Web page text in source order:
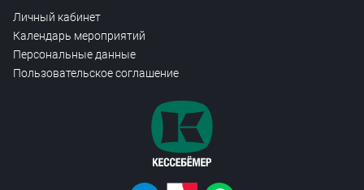
Личный кабинет
Календарь мероприятий
Персональные данные
Пользовательское соглашение